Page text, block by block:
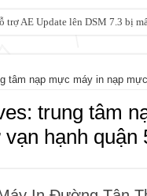
trợ AE Update lên DSM 7.3 bị
tâm nạp mực máy in nạp
trung tâm
hạnh quận